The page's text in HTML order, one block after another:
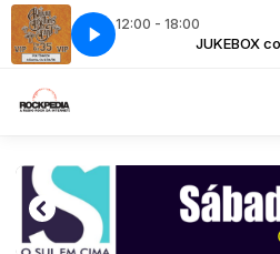
12:00 - 18:00
CARDOSO JUKEBOX
Band - You Don't Love Me The Allman